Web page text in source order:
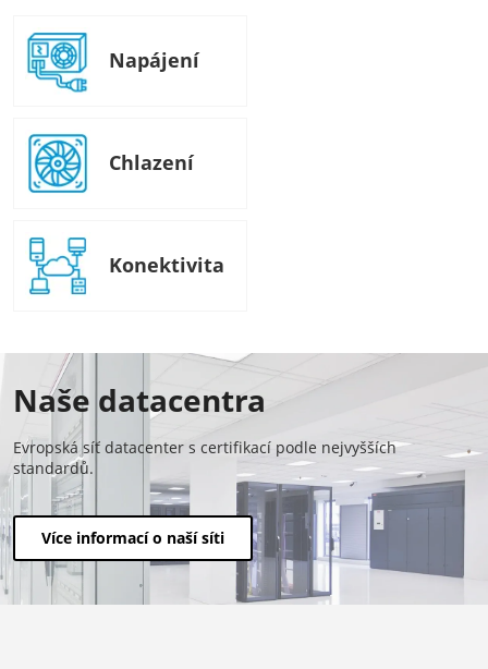
Napájení
Chlazení
Konektivita
Naše datacentra
Evropská síť datacenter s certifikací podle nejvyšších
standardů.
Více informací o naší síti